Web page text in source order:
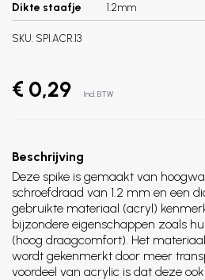
Dikte staafje
1.2mm
SKU: SPI.ACR.13
€ 0,29 Incl. BTW
Beschrijving
Deze spike is gemaakt van
schroefdraad van 1.2 mm en een
gebruikte materiaal (acryl)
bijzondere eigenschappen zoals
(hoog draagcomfort). Het
wordt gekenmerkt door meer
voordeel van acrylic is dat deze